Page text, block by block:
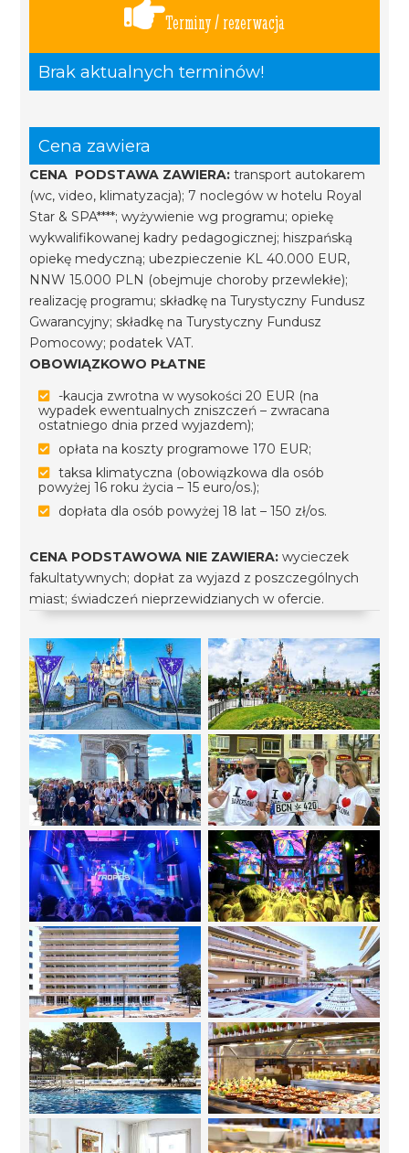
Terminy / rezerwacja
Brak aktualnych terminów!
Cena zawiera
CENA PODSTAWA ZAWIERA:transport autokarem
(wc, video, klimatyzacja); 7 noclegów w hotelu Royal
Star & SPA****; wyżywienie wg programu; opiekę
wykwalifikowanej kadry pedagogicznej; hiszpańską
opiekę medyczną; ubezpieczenie KL 40.000 EUR,
NNW 15.000 PLN (obejmuje choroby przewlekłe);
realizację programu; składkę na Turystyczny Fundusz
Gwarancyjny; składkę na Turystyczny Fundusz
Pomocowy; podatek VAT.
OBOWIĄZKOWO PŁATNE
-kaucja zwrotna w wysokości 20 EUR (na
wypadek ewentualnych zniszczeń – zwracana
ostatniego dnia przed wyjazdem);
opłata na koszty programowe 170 EUR;
taksa klimatyczna (obowiązkowa dla osób
powyżej 16 roku życia – 15 euro/os.);
dopłata dla osób powyżej 18 lat – 150 zł/os.
CENA PODSTAWOWA NIE ZAWIERA:wycieczek
fakultatywnych; dopłat za wyjazd z poszczególnych
miast; świadczeń nieprzewidzianych w ofercie.